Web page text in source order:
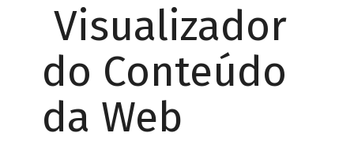
Visualizador
do Conteúdo
da Web